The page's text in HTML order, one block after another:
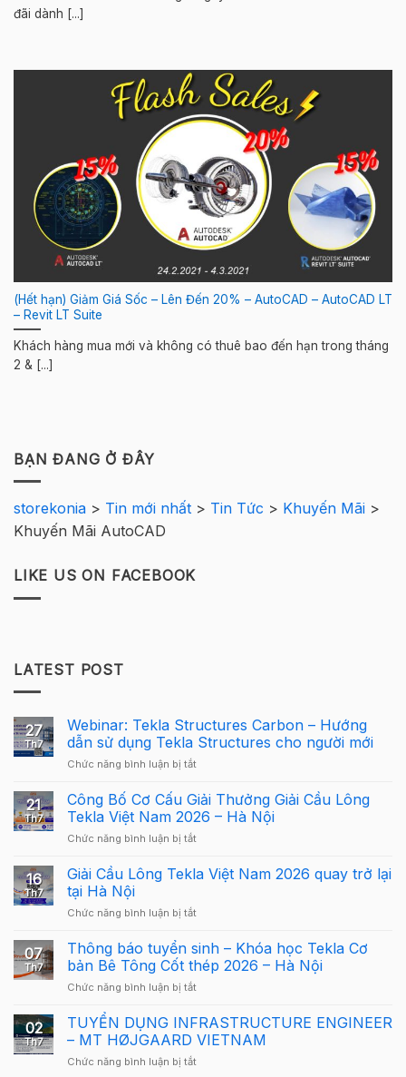
đãi dành [...]
(Hết hạn) Giảm Giá Sốc – Lên Đến 20% – AutoCAD – AutoCAD LT
– Revit LT Suite
Khách hàng mua mới và không có thuê bao đến hạn trong tháng
2 & [...]
BẠN ĐANG Ở ĐÂY
storekonia > Tin mới nhất > Tin Tức > Khuyến Mãi >
Khuyến Mãi AutoCAD
LIKE US ON FACEBOOK
LATEST POST
27
Th7
Webinar: Tekla Structures Carbon – Hướng
dẫn sử dụng Tekla Structures cho người mới
Chức năng bình luận bị tắtở
Tekla
Structures
Carbon
–
dẫn
Tekla
cho
người
21
Th7
Công Bố Cơ Cấu Giải Thưởng Giải Cầu Lông
Tekla Việt Nam 2026 – Hà Nội
Chức năng bình luận bị tắtở
Bố
Giải
Giải
Cầu
Lông
Tekla
Nam
2026
Hà
16
Th7
Giải Cầu Lông Tekla Việt Nam 2026 quay trở lại
tại Hà Nội
Chức năng bình luận bị tắtở
Cầu
Lông
Tekla
Việt
2026
quay
lại
07
Th7
Thông báo tuyển sinh – Khóa học Tekla Cơ
bản Bê Tông Cốt thép 2026 – Hà Nội
Chức năng bình luận bị tắtở
báo
tuyển
sinh
–
02
Th7
TUYỂN DỤNG INFRASTRUCTURE ENGINEER
– MT HØJGAARD VIETNAM
Chức năng bình luận bị tắtở